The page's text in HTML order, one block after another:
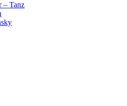
– Tanz